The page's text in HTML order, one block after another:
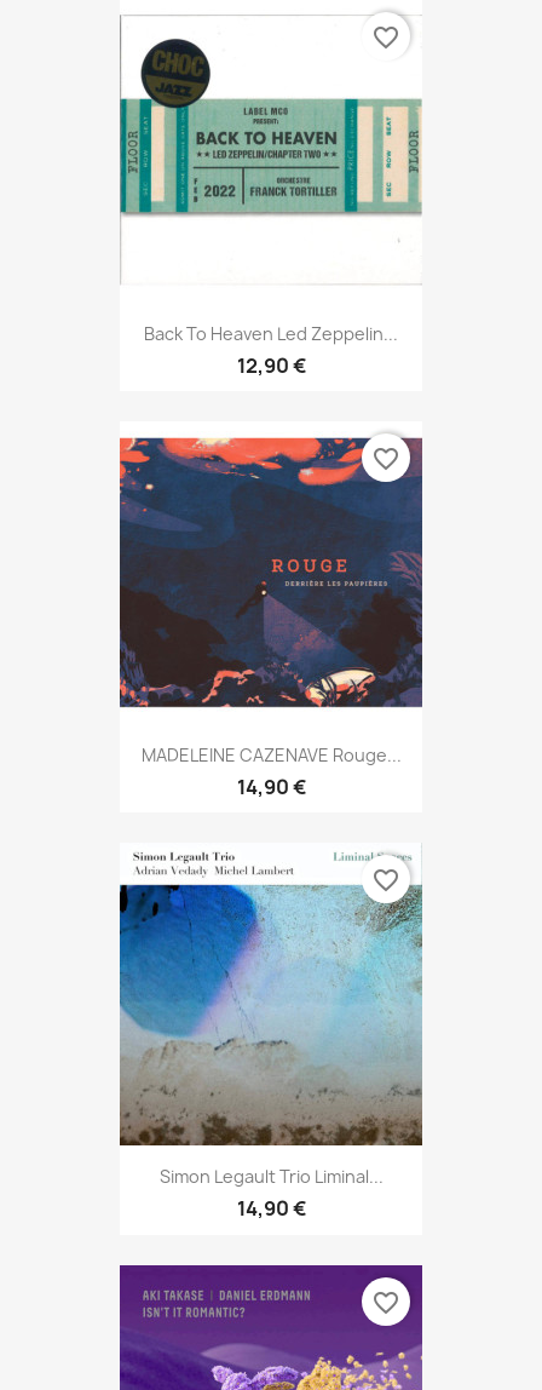
Back To Heaven Led Zeppelin...
12,90 €
favorite_border
MADELEINE CAZENAVE Rouge...
14,90 €
favorite_border
Simon Legault Trio Liminal...
14,90 €
favorite_border
favorite_border